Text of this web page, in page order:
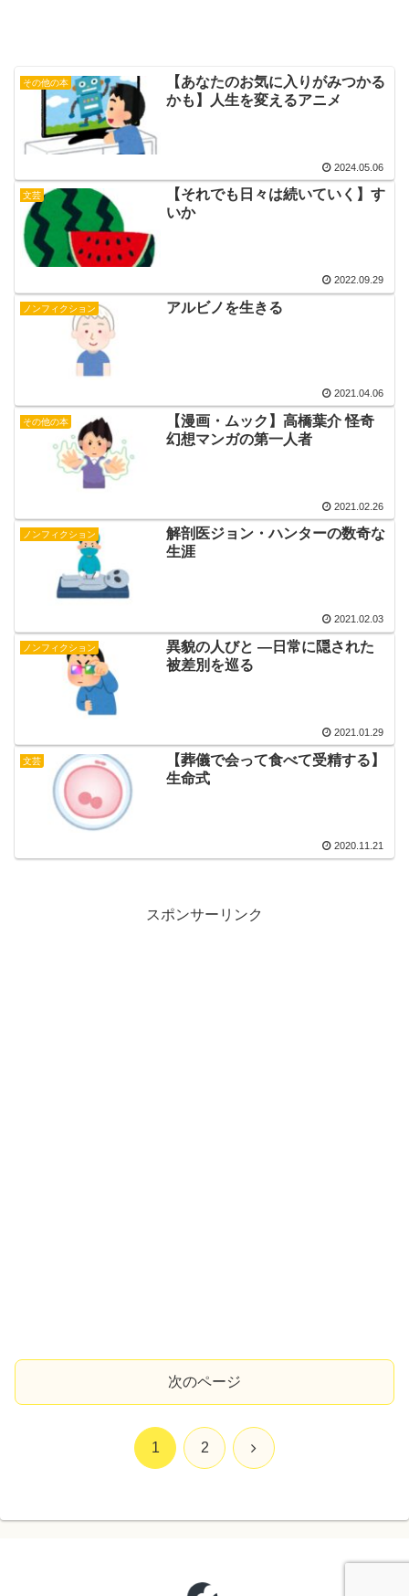
その他の本
【あなたのお気に入りがみつかる
かも】人生を変えるアニメ
2024.05.06
文芸
【それでも日々は続いていく】す
いか
2022.09.29
ノンフィクション アルビノを生きる
2021.04.06
その他の本
【漫画・ムック】高橋葉介 怪奇
幻想マンガの第一人者
2021.02.26
ノンフィクション
解剖医ジョン・ハンターの数奇な
生涯
2021.02.03
ノンフィクション
異貌の人びと —日常に隠された
被差別を巡る
2021.01.29
文芸
【葬儀で会って食べて受精する】
生命式
2020.11.21
スポンサーリンク
次のページ
1 2 次